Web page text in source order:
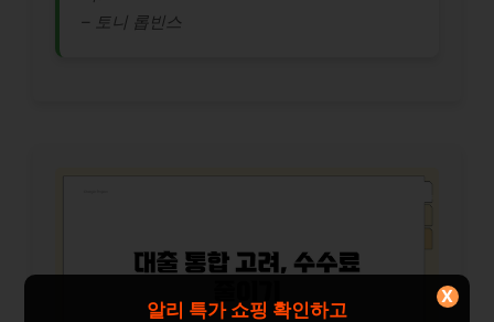
– 토니 롭빈스
알리 특가 쇼핑 확인하고
X